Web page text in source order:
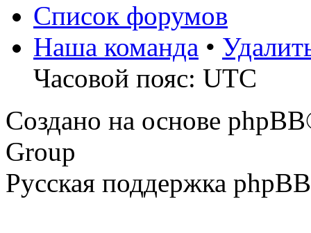
Список форумов
Наша команда •
Часовой пояс: UTC
Создано на основе
Group
Русская поддержка phpBB